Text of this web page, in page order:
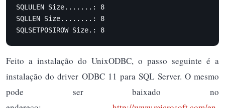
SQLULEN Size.......: 8
SQLLEN Size........: 8
SQLSETPOSIROW Size.: 8
Feito a instalação do UnixODBC, o passo seguinte é a
instalação do driver ODBC 11 para SQL Server. O mesmo
pode ser baixado no